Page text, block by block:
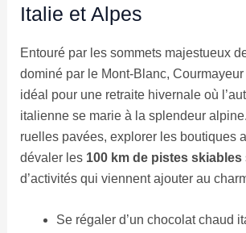
Italie et Alpes
Entouré par les sommets majestueux
dominé par le Mont-Blanc,
idéal pour une retraite hivernale où
italienne se marie à la splendeur
ruelles pavées, explorer les boutiques
dévaler les100 km de pistes skiables
d’activités qui viennent ajouter au
Se régaler d’un chocolat chaud